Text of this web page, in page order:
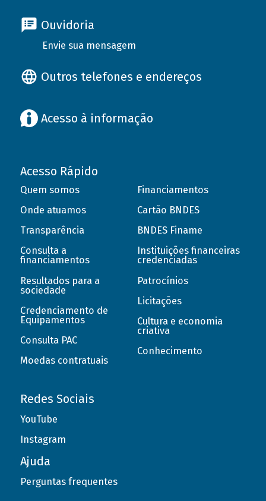
Ouvidoria
Envie sua mensagem
Outros telefones e endereços
Acesso à informação
Acesso Rápido
Quem somos
Onde atuamos
Transparência
Consulta a
financiamentos
Resultados para a
sociedade
Credenciamento de
Equipamentos
Consulta PAC
Moedas contratuais
Financiamentos
Cartão BNDES
BNDES Finame
Instituições financeiras
credenciadas
Patrocínios
Licitações
Cultura e economia
criativa
Conhecimento
Redes Sociais
YouTube
Instagram
Ajuda
Perguntas frequentes